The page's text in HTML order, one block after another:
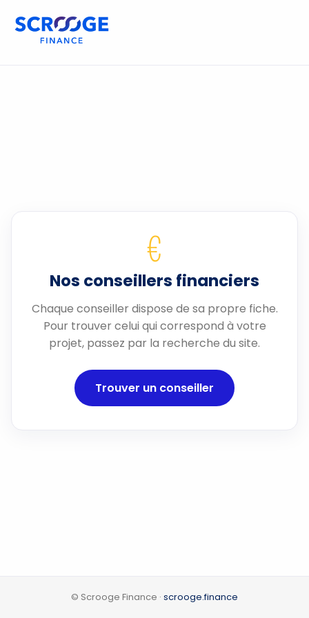
€
Nos conseillers financiers
Chaque conseiller dispose de sa propre fiche.
Pour trouver celui qui correspond à votre
projet, passez par la recherche du site.
Trouver un conseiller
© Scrooge Finance · scrooge.finance